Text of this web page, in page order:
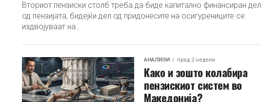
Вториот пензиски столб треба да биде капитално финансиран дел
од пензијата, бидејќи дел од придонесите на осигурениците се
издвојуваат на...
АНАЛИЗИ пред 2 недели
Како и зошто колабира
пензискиот систем во
Македонија?